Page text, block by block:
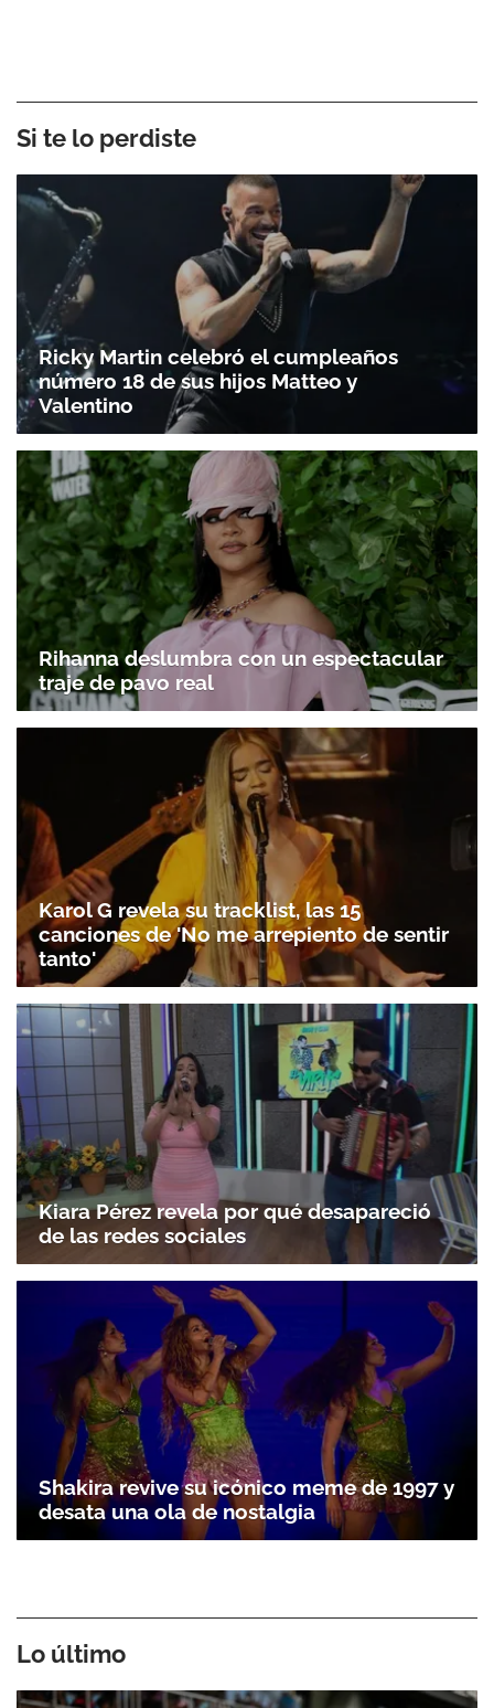
Si te lo perdiste
Ricky Martin celebró el cumpleaños
número 18 de sus hijos Matteo y
Valentino
Rihanna deslumbra con un espectacular
traje de pavo real
Karol G revela su tracklist, las 15
canciones de 'No me arrepiento de sentir
tanto'
Kiara Pérez revela por qué desapareció
de las redes sociales
Shakira revive su icónico meme de 1997 y
desata una ola de nostalgia
Lo último